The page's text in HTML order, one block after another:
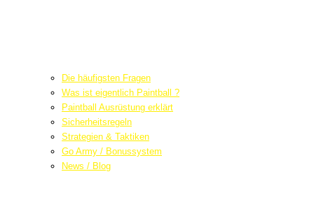
Die häufigsten Fragen
Was ist eigentlich Paintball ?
Paintball Ausrüstung erklärt
Sicherheitsregeln
Strategien & Taktiken
Go Army / Bonussystem
News / Blog